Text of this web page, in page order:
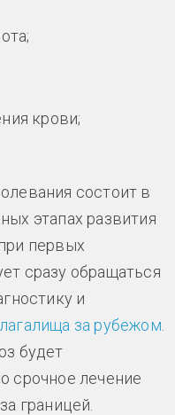
крови;
состоит в
этапах развития
первых
сразу обращаться
и
за рубежом
будет
срочное лечение
границей.